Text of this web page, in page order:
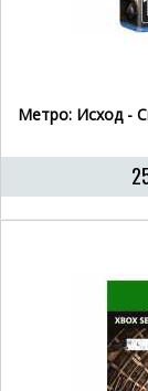
Метро: Исход -